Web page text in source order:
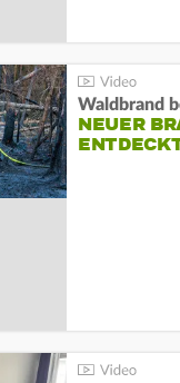
Waldbrand
NEUER